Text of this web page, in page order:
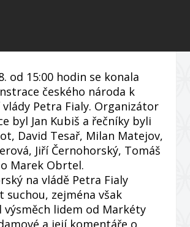
od 15:00 hodin se konala
českého národa k
Petra Fialy. Organizátor
byl Jan Kubiš a řečníky byli
David Tesař, Milan Matejov,
Jiří Černohorský, Tomáš
Marek Obrtel.
na vládě Petra Fialy
suchou, zejména však
výsměch lidem od Markéty
a její komentáře o